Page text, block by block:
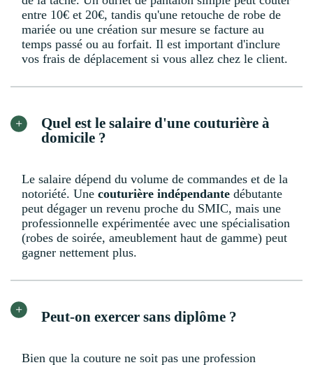
entre 10€ et 20€, tandis qu'une retouche de robe de
mariée ou une création sur mesure se facture au
temps passé ou au forfait. Il est important d'inclure
vos frais de déplacement si vous allez chez le client.
Quel est le salaire d'une couturière à
domicile ?
Le salaire dépend du volume de commandes et de la
notoriété. Une couturière indépendante débutante
peut dégager un revenu proche du SMIC, mais une
professionnelle expérimentée avec une spécialisation
(robes de soirée, ameublement haut de gamme) peut
gagner nettement plus.
Peut-on exercer sans diplôme ?
Bien que la couture ne soit pas une profession